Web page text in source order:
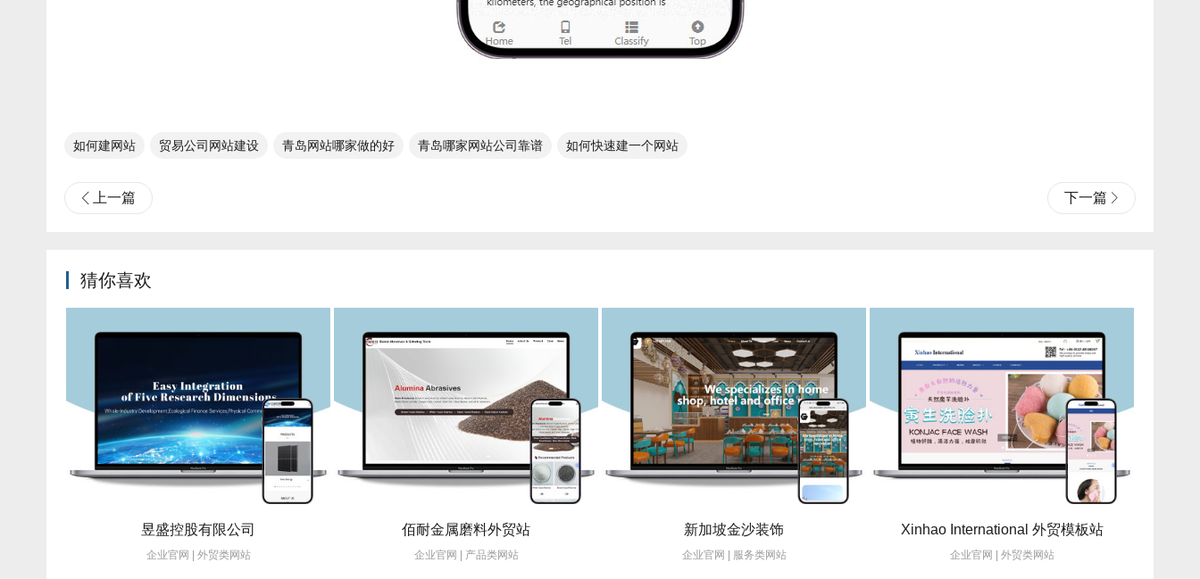
如何建网站 贸易公司网站建设 青岛网站哪家做的好 青岛哪家网站公司靠谱 如何快速建一个网站
上一篇 下一篇
猜你喜欢
昱盛控股有限公司
企业官网 | 外贸类网站
佰耐金属磨料外贸站
企业官网 | 产品类网站
新加坡金沙装饰
企业官网 | 服务类网站
Xinhao International 外贸模板站
企业官网 | 外贸类网站